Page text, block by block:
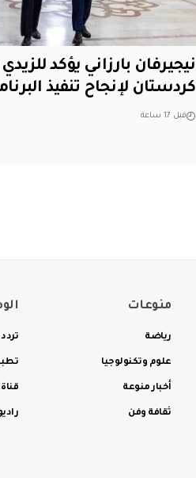
نيجيرفان بارزاني يؤكد
‏كردستان لإنجاح تنفيذ
قبل 17 ساعة
منوعات
رياضة
علوم وتكنولوجيا
أخبار منوعة
ثقافة وفن